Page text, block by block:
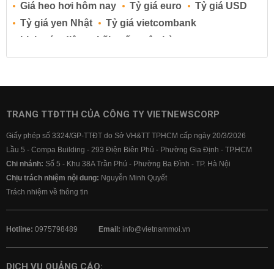
Giá heo hơi hôm nay
Tỷ giá euro
Tỷ giá USD
Tỷ giá yen Nhật
Tỷ giá vietcombank
Lịch cúp điện
Lãi suất ngân hàng
Lãi suất tiết kiệm
Lãi suất tiền gửi
Lãi suất ngân hàng BIDV
Lãi suất ngân hàng Vietcombank
TRANG TTĐTTH CỦA CÔNG TY VIETNEWSCORP
Giấy phép số 3324/GP-TTĐT do Sở VH&TT TPHCM cấp ngày 20/3/2026
Lầu 5 - Compa Building - 293 Điện Biên Phủ - Phường Gia Định - TP.HCM
Chi nhánh: Số 5 - Khu 38A Trần Phú - Phường Ba Đình - TP. Hà Nội
Chịu trách nhiệm nội dung: Nguyễn Minh Quyết
Trách nhiệm về thông tin
Hotline: 0975798489 Email: info@vietnammoi.vn
DỊCH VỤ QUẢNG CÁO: